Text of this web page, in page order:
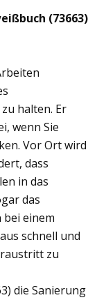
(73663)
halten. Er
wenn Sie
Vor Ort wird
dass
in das
das
bei einem
schnell und
zu
die Sanierung